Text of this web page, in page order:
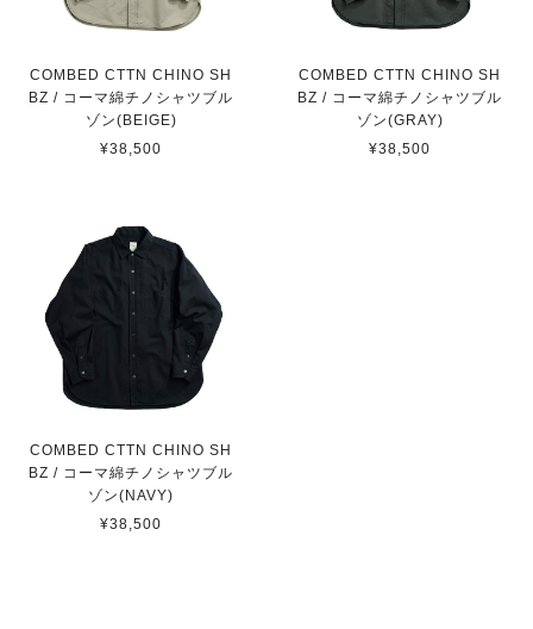
COMBED CTTN CHINO SH
BZ / コーマ綿チノシャツブル
ゾン(BEIGE)
¥38,500
COMBED CTTN CHINO SH
BZ / コーマ綿チノシャツブル
ゾン(GRAY)
¥38,500
COMBED CTTN CHINO SH
BZ / コーマ綿チノシャツブル
ゾン(NAVY)
¥38,500